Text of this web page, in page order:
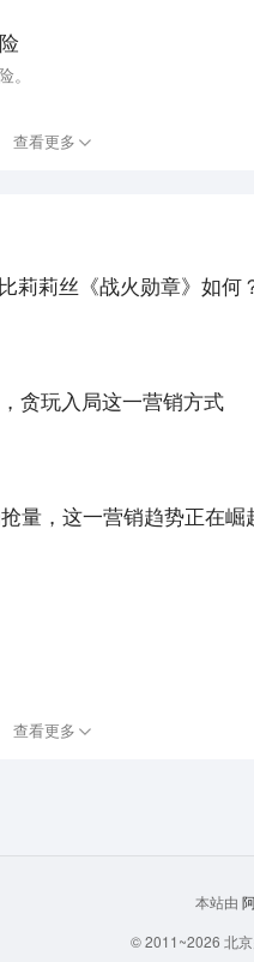
。
查看更多
莉莉丝《战火勋章》如何
贪玩入局这一营销方式
量，这一营销趋势正在崛
查看更多
本站由
© 2011~2026 北